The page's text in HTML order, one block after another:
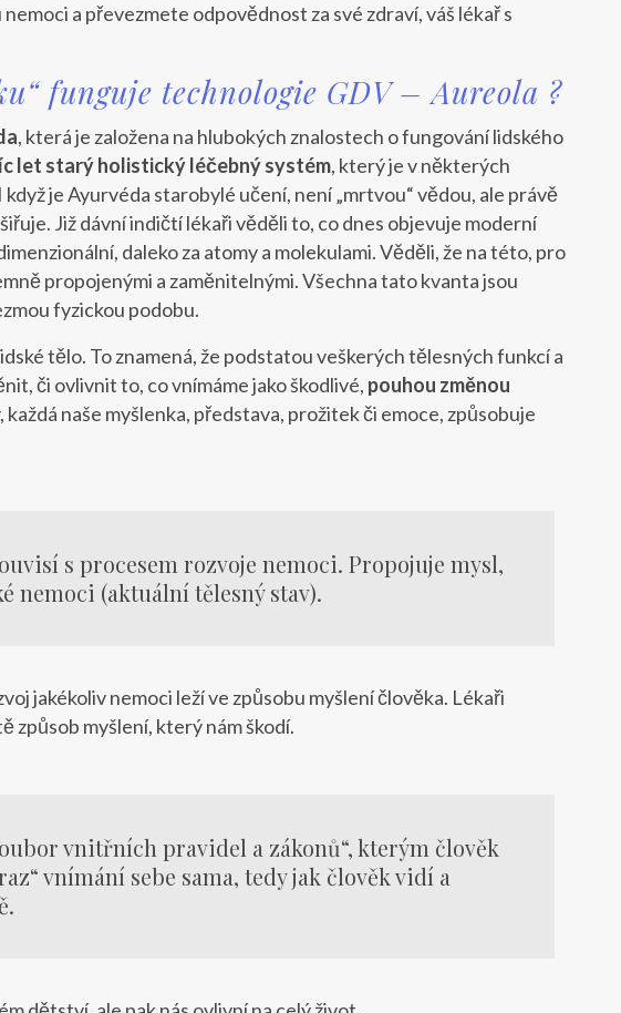
a převezmete odpovědnost za své zdraví, váš lékař s
funguje technologie GDV – Aureola ?
, která je založena na hlubokých znalostech o fungování lidského
let starý holistický léčebný systém, který je v některých
je Ayurvéda starobylé učení, není „mrtvou“ vědou, ale právě
Již dávní indičtí lékaři věděli to, co dnes objevuje moderní
daleko za atomy a molekulami. Věděli, že na této, pro
propojenými a zaměnitelnými. Všechna tato kvanta jsou
fyzickou podobu.
tělo. To znamená, že podstatou veškerých tělesných funkcí a
či ovlivnit to, co vnímáme jako škodlivé, pouhou změnou
každá naše myšlenka, představa, prožitek či emoce, způsobuje
s procesem rozvoje nemoci. Propojuje mysl,
nemoci (aktuální tělesný stav).
jakékoliv nemoci leží ve způsobu myšlení člověka. Lékaři
způsob myšlení, který nám škodí.
vnitřních pravidel a zákonů“, kterým člověk
vnímání sebe sama, tedy jak člověk vidí a